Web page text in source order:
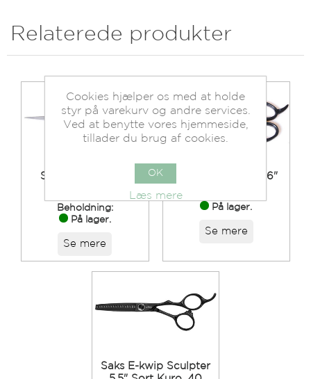
Relaterede produkter
Saks Orginal Eco
Beholdning:
På lager.
Se mere
Saks Orginal Eco 6"
På lager.
Se mere
Saks E-kwip Sculpter
Cookies hjælper os med at holde
styr på varekurv og andre services.
Ved at benytte vores hjemmeside,
tillader du brug af cookies.
OK
Læs mere